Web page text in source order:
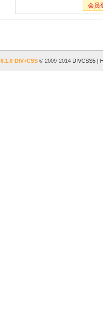
会员
6.1.0-DIV+CSS© 2009-2014 DIVCSS5|